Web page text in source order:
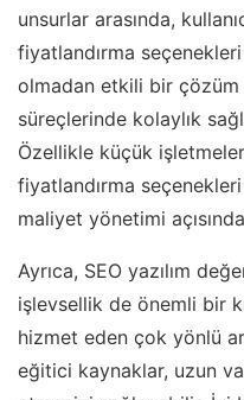
unsurlar arasında,
fiyatlandırma
olmadan etkili bir çözüm
süreçlerinde kolaylık
Özellikle küçük
fiyatlandırma
maliyet yönetimi
Ayrıca, SEO yazılım
işlevsellik de önemli bir
hizmet eden çok yönlü
eğitici kaynaklar, uzun